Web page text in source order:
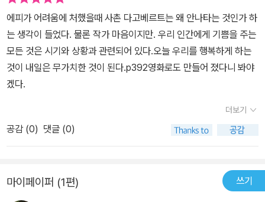
육적이고, 하여간 쉽게 얘기해서 잔정이라고는 하나도 없는 진짜 독
일 기계 같다면 그런 남편과 같이 사는 말괄량이 출신의 정 많은 부인.
여기다가 1장에 버젓하게 쓴 복선을 더하면 얘긴 끝. 처음부터 오직
하나, 이미 정해진 결말을 향해 줄달음치는 걸 독자는 그냥 편하게 따
라가기만 하면 된다. 만 59세에 처음 소설을 쓴 작가 폰타네는 구질
구질하게 문장을 다듬어 아름답게 만드는 따위에다가 정력을 낭비하
지 않는 미덕을 발휘하여 페이지가 술술 넘어가게 만들어주지만, 반
면에 중세 문학 수준의 터무니 없고 끝내 소동의 원인이나 에피 인스
케 하기도 한다. 귀엽지? 그리고 조금 역겹지? 이 책, 어디선가 상당
히 중요한 문제적 소설이란 평을 듣고 산 건데, 문제는 '어디선가'가
에피가 어려움에 처했을때 사촌 다고베르트는 왜 안나타는 것인가 하
는 생각이 들었다. 물론 작가 마음이지만. 우리 인간에게 기쁨을 주는
모든 것은 시기와 상황과 관련되어 있다.오늘 우리를 행복하게 하는
것이 내일은 무가치한 것이 된다.p392영화로도 만들어 졌다니 봐야
겠다.
더보기
공감 (0) 댓글 (0)
마이페이퍼 (1편) 쓰기